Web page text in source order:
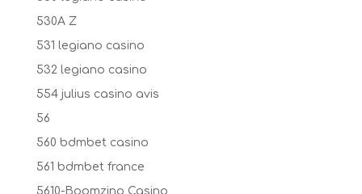
530A Z
531 legiano casino
532 legiano casino
554 julius casino avis
56
560 bdmbet casino
561 bdmbet france
5610-Boomzino Casino